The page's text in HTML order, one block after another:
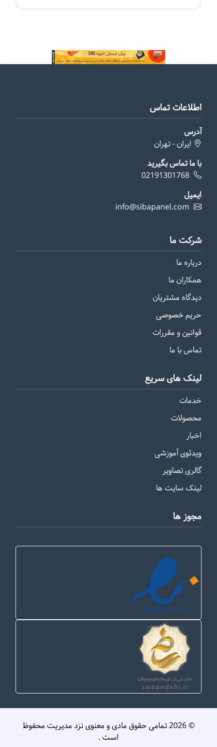
اطلاعات تماس
آدرس
ایران - تهران
با ما تماس بگیرید
02191301768
ایمیل
info@sibapanel.com
شرکت ما
درباره ما
همکاران ما
دیدگاه مشتریان
حریم خصوصی
قوانین و مقررات
تماس با ما
لینک های سریع
خدمات
محصولات
اخبار
ویدئوی آموزشی
گالری تصاویر
لینک سایت ها
مجوز ها
© 2026 تمامی حقوق مادی و معنوی نزد مدیریت محفوظ
است .